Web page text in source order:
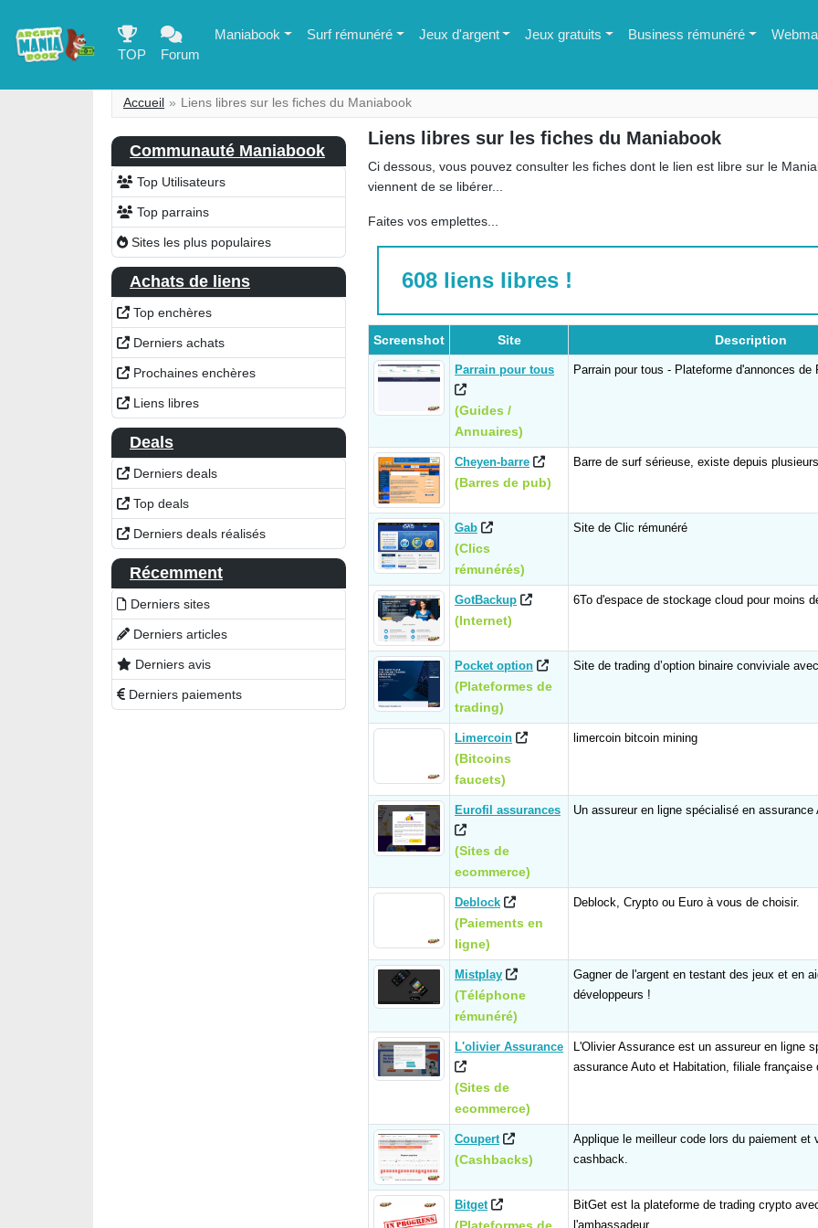
TOP Forum
Maniabook Surf rémunéré Jeux d'argent Jeux gratuits Business rémunéré
Accueil Liens libres sur les fiches du Maniabook
Communauté Maniabook
Top Utilisateurs
Top parrains
Sites les plus populaires
Achats de liens
Top enchères
Derniers achats
Prochaines enchères
Liens libres
Deals
Derniers deals
Top deals
Derniers deals réalisés
Récemment
Derniers sites
Derniers articles
Derniers avis
Derniers paiements
Liens libres sur les fiches du Maniabook
Ci dessous, vous pouvez consulter les fiches dont le lien est libre sur le
viennent de se libérer...
Faites vos emplettes...
608 liens libres !
Screenshot Site Description
Parrain pour tous
(Guides /
Annuaires)
Parrain pour tous - Plateforme d'annonces de
Cheyen-barre
(Barres de pub)
Barre de surf sérieuse, existe depuis
Gab
(Clics
rémunérés)
Site de Clic rémunéré
GotBackup
(Internet)
6To d'espace de stockage cloud pour moins
Pocket option
(Plateformes de
trading)
Site de trading d’option binaire conviviale
Limercoin
(Bitcoins
faucets)
limercoin bitcoin mining
Eurofil assurances
(Sites de
ecommerce)
Un assureur en ligne spécialisé en assurance
Deblock
(Paiements en
ligne)
Deblock, Crypto ou Euro à vous de choisir.
Mistplay
(Téléphone
rémunéré)
Gagner de l'argent en testant des jeux et en
développeurs !
L'olivier Assurance
(Sites de
ecommerce)
L'Olivier Assurance est un assureur en ligne
assurance Auto et Habitation, filiale française
Coupert
(Cashbacks)
Applique le meilleur code lors du paiement et
cashback.
Bitget
BitGet est la plateforme de trading crypto
l'ambassadeur.